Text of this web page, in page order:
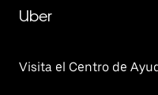
Uber
Visita el Centro de